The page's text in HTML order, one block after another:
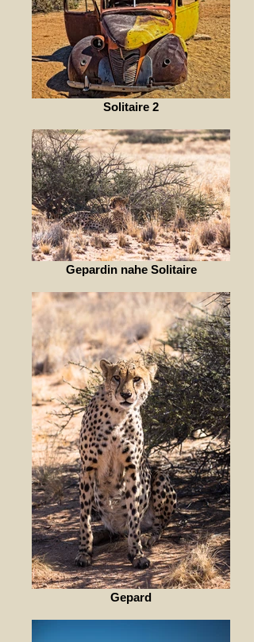
Solitaire 2
Gepardin nahe Solitaire
Gepard